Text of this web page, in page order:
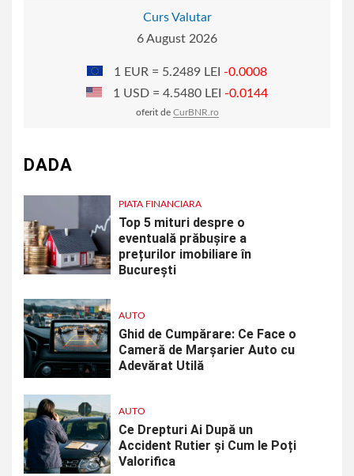
Curs Valutar
6 August 2026
1 EUR = 5.2489 LEI -0.0008
1 USD = 4.5480 LEI -0.0144
oferit de CurBNR.ro
DADA
PIATA FINANCIARA
Top 5 mituri despre o
eventuală prăbușire a
prețurilor imobiliare în
București
AUTO
Ghid de Cumpărare: Ce Face o
Cameră de Marșarier Auto cu
Adevărat Utilă
AUTO
Ce Drepturi Ai După un
Accident Rutier și Cum le Poți
Valorifica